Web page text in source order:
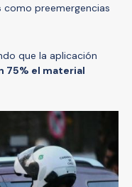
como preemergencias
que la aplicación
75% el material